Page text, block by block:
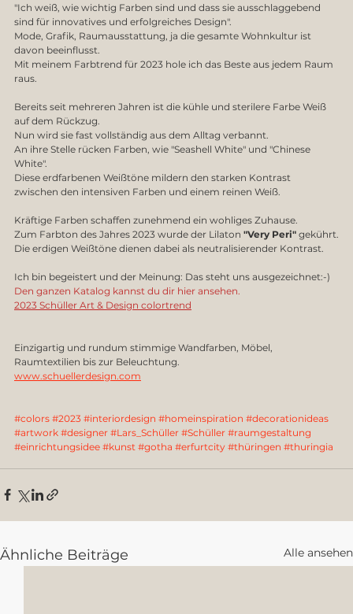
"Ich weiß, wie wichtig Farben sind und dass sie ausschlaggebend
sind für innovatives und erfolgreiches Design".
Mode, Grafik, Raumausstattung, ja die gesamte Wohnkultur ist
davon beeinflusst.
Mit meinem Farbtrend für 2023 hole ich das Beste aus jedem Raum
raus.
Bereits seit mehreren Jahren ist die kühle und sterilere Farbe Weiß
auf dem Rückzug.
Nun wird sie fast vollständig aus dem Alltag verbannt.
An ihre Stelle rücken Farben, wie "Seashell White" und "Chinese
White".
Diese erdfarbenen Weißtöne mildern den starken Kontrast
zwischen den intensiven Farben und einem reinen Weiß.
Kräftige Farben schaffen zunehmend ein wohliges Zuhause.
Zum Farbton des Jahres 2023 wurde der Lilaton "Very Peri" gekührt.
Die erdigen Weißtöne dienen dabei als neutralisierender Kontrast.
Ich bin begeistert und der Meinung: Das steht uns ausgezeichnet:-)
Den ganzen Katalog kannst du dir hier ansehen.
2023 Schüller Art & Design colortrend
Einzigartig und rundum stimmige Wandfarben, Möbel,
Raumtextilien bis zur Beleuchtung.
www.schuellerdesign.com
#colors #2023 #interiordesign #homeinspiration #decorationideas
#artwork #designer #Lars_Schüller #Schüller #raumgestaltung
#einrichtungsidee #kunst #gotha #erfurtcity #thüringen #thuringia
Ähnliche Beiträge Alle ansehen